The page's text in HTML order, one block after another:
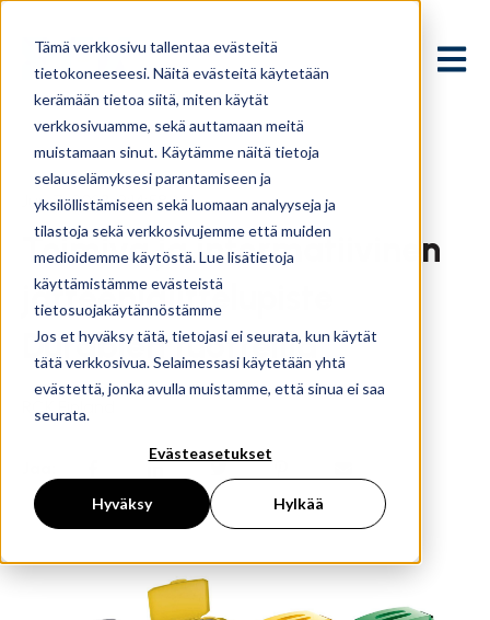
Tämä verkkosivu tallentaa evästeitä
tietokoneeseesi. Näitä evästeitä käytetään
kerämään tietoa siitä, miten käytät
verkkosivuamme, sekä auttamaan meitä
muistamaan sinut. Käytämme näitä tietoja
selauselämyksesi parantamiseen ja
yksilöllistämiseen sekä luomaan analyyseja ja
tilastoja sekä verkkosivujemme että muiden
medioidemme käytöstä. Lue lisätietoja
käyttämistämme evästeistä
tietosuojakäytännöstämme
Jos et hyväksy tätä, tietojasi ei seurata, kun käytät
tätä verkkosivua. Selaimessasi käytetään yhtä
evästettä, jonka avulla muistamme, että sinua ei saa
seurata.
Evästeasetukset
Hyväksy Hylkää
Avaa
Jun 7, 2023, 2:14:58 AM
Toimiva ja informatiivinen
jätteenlajittelupiste
Durablen tuotteilla
RCK Finland